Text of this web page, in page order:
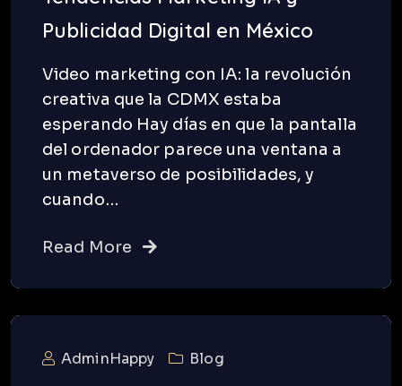
Publicidad Digital en México
Video marketing con IA: la revolución
creativa que la CDMX estaba
esperando Hay días en que la pantalla
del ordenador parece una ventana a
un metaverso de posibilidades, y
cuando…
Read More
AdminHappy Blog